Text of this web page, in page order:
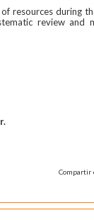
resources during
review and
Compartir